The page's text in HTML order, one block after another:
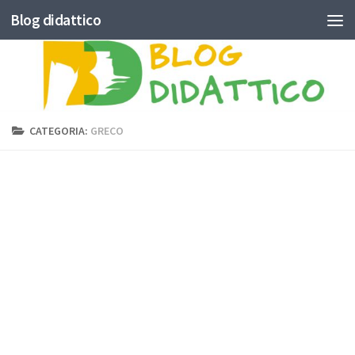
Skip to content
Blog didattico
CATEGORIA: GRECO